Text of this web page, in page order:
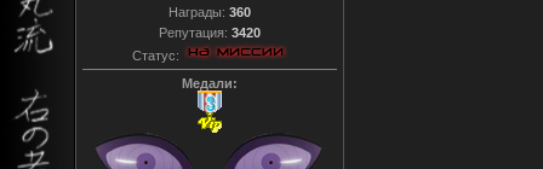
Награды: 360
Репутация: 3420
Статус:
Медали: